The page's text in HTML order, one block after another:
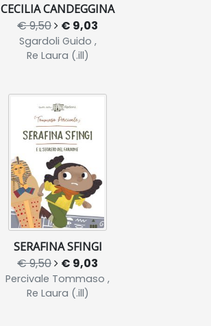
CECILIA CANDEGGINA
€ 9,50 € 9,03
Sgardoli Guido ,
Re Laura (.ill)
SERAFINA SFINGI
€ 9,50 € 9,03
Percivale Tommaso ,
Re Laura (.ill)